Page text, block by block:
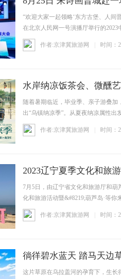
“欢迎大家一起领略‘东方古堡、人间
在北京人民网一号演播厅举行的
作者:京津冀旅游网 时间：
水岸纳凉饭茶会、微醺
随着暑期临近，毕业季、亲子游叠加
出“乌镇纳凉季”。从夏夜纳凉属性
作者:京津冀旅游网 时间：
2023辽宁夏季文化和旅
7月5日，由辽宁省文化和旅游厅和葫
化和旅游活动暨&#8219;葫芦岛·等
作者:京津冀旅游网 时间：
徜徉碧水蓝天 踏马天
这片草原在乌拉盖河的孕育下，生